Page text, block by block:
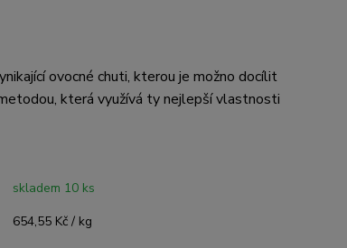
ovocné chuti, kterou je možno docílit
která využívá ty nejlepší vlastnosti
skladem 10 ks
654,55 Kč / kg